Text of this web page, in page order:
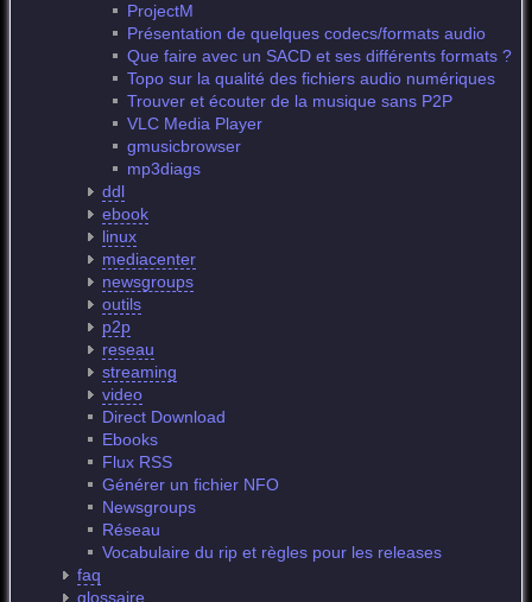
ProjectM
Présentation de quelques codecs/formats audio
Que faire avec un SACD et ses différents formats ?
Topo sur la qualité des fichiers audio numériques
Trouver et écouter de la musique sans P2P
VLC Media Player
gmusicbrowser
mp3diags
ddl
ebook
linux
mediacenter
newsgroups
outils
p2p
reseau
streaming
video
Direct Download
Ebooks
Flux RSS
Générer un fichier NFO
Newsgroups
Réseau
Vocabulaire du rip et règles pour les releases
faq
glossaire